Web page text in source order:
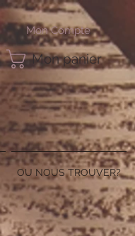
Mon Compte
Mon panier
OU NOUS TROUVER?